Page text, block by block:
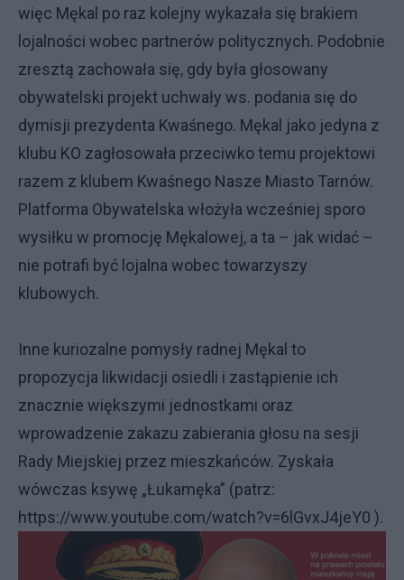
więc Mękal po raz kolejny wykazała się brakiem
lojalności wobec partnerów politycznych. Podobnie
zresztą zachowała się, gdy była głosowany
obywatelski projekt uchwały ws. podania się do
dymisji prezydenta Kwaśnego. Mękal jako jedyna z
klubu KO zagłosowała przeciwko temu projektowi
razem z klubem Kwaśnego Nasze Miasto Tarnów.
Platforma Obywatelska włożyła wcześniej sporo
wysiłku w promocję Mękalowej, a ta – jak widać –
nie potrafi być lojalna wobec towarzyszy
klubowych.
Inne kuriozalne pomysły radnej Mękal to
propozycja likwidacji osiedli i zastąpienie ich
znacznie większymi jednostkami oraz
wprowadzenie zakazu zabierania głosu na sesji
Rady Miejskiej przez mieszkańców. Zyskała
wówczas ksywę „Łukamęka” (patrz:
https://www.youtube.com/watch?v=6lGvxJ4jeY0 ).